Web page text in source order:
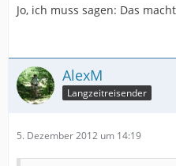
Jo, ich muss sagen: Das
AlexM
Langzeitreisender
5. Dezember 2012 um 14:19